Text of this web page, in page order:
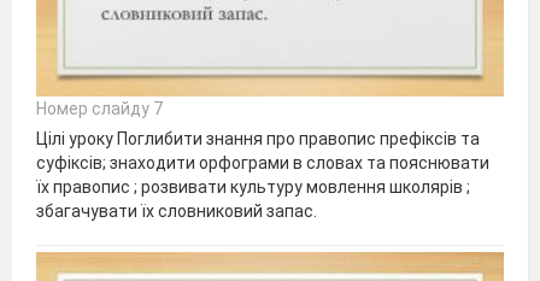
Номер слайду 7
Цілі уроку Поглибити знання про правопис префіксів та
суфіксів; знаходити орфограми в словах та пояснювати
їх правопис ; розвивати культуру мовлення школярів ;
збагачувати їх словниковий запас.